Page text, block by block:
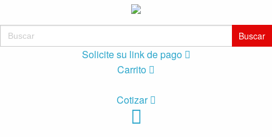
Buscar:
Solicite su link de pago
Carrito
Cotizar